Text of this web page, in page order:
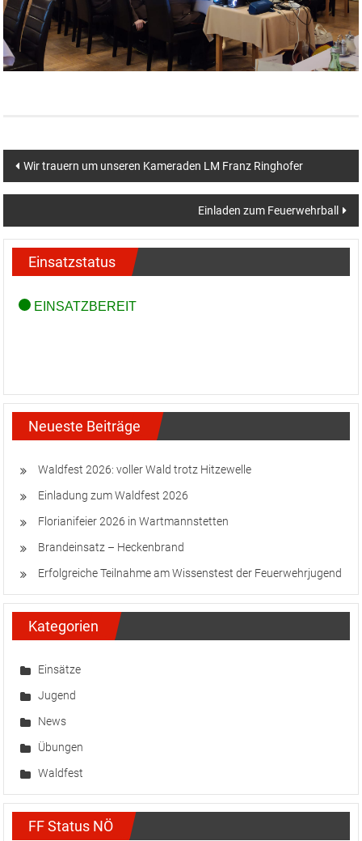
Beitragsnavigation
Wir trauern um unseren Kameraden LM Franz Ringhofer
Einladen zum Feuerwehrball
Einsatzstatus
Neueste Beiträge
Waldfest 2026: voller Wald trotz Hitzewelle
Einladung zum Waldfest 2026
Florianifeier 2026 in Wartmannstetten
Brandeinsatz – Heckenbrand
Erfolgreiche Teilnahme am Wissenstest der Feuerwehrjugend
Kategorien
Einsätze
Jugend
News
Übungen
Waldfest
FF Status NÖ